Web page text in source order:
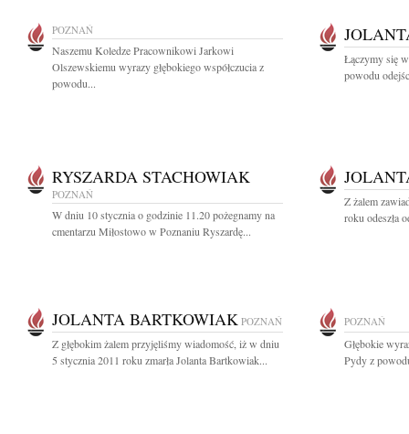
POZNAŃ
Naszemu Koledze Pracownikowi Jarkowi
Olszewskiemu wyrazy głębokiego współczucia z
powodu...
Łączymy się
powodu
RYSZARDA STACHOWIAK
POZNAŃ
W dniu 10 stycznia o godzinie 11.20 pożegnamy na
cmentarzu Miłostowo w Poznaniu Ryszardę...
Z żalem
roku odeszła
JOLANTA BARTKOWIAK POZNAŃ
Z głębokim żalem przyjęliśmy wiadomość, iż w dniu
5 stycznia 2011 roku zmarła Jolanta Bartkowiak...
POZNAŃ
Głębokie
Pydy z